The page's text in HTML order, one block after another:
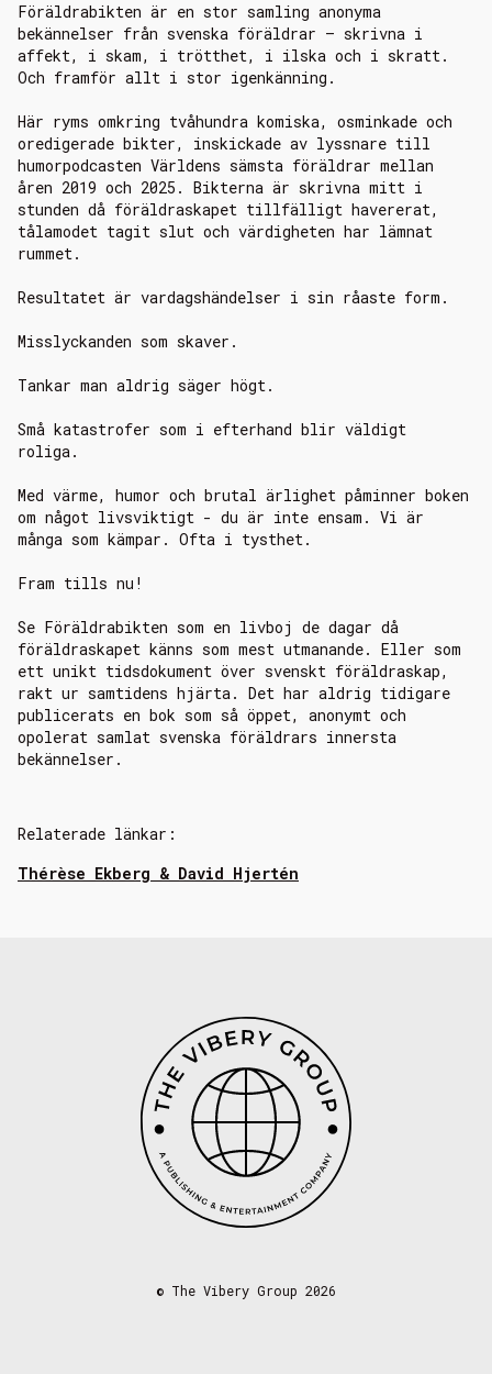
Föräldrabikten är en stor samling anonyma
bekännelser från svenska föräldrar – skrivna i
affekt, i skam, i trötthet, i ilska och i skratt.
Och framför allt i stor igenkänning.
Här ryms omkring tvåhundra komiska, osminkade och
oredigerade bikter, inskickade av lyssnare till
humorpodcasten Världens sämsta föräldrar mellan
åren 2019 och 2025. Bikterna är skrivna mitt i
stunden då föräldraskapet tillfälligt havererat,
tålamodet tagit slut och värdigheten har lämnat
rummet.
Resultatet är vardagshändelser i sin råaste form.
Misslyckanden som skaver.
Tankar man aldrig säger högt.
Små katastrofer som i efterhand blir väldigt
roliga.
Med värme, humor och brutal ärlighet påminner boken
om något livsviktigt - du är inte ensam. Vi är
många som kämpar. Ofta i tysthet.
Fram tills nu!
Se Föräldrabikten som en livboj de dagar då
föräldraskapet känns som mest utmanande. Eller som
ett unikt tidsdokument över svenskt föräldraskap,
rakt ur samtidens hjärta. Det har aldrig tidigare
publicerats en bok som så öppet, anonymt och
opolerat samlat svenska föräldrars innersta
bekännelser.
Relaterade länkar:
Thérèse Ekberg & David Hjertén
© The Vibery Group 2026